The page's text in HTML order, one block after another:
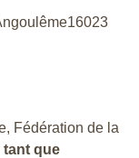
Fédération de la
tant que